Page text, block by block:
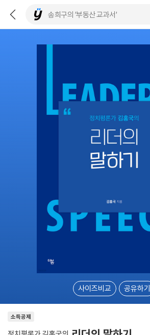
사이즈비교 공유하기
소득공제